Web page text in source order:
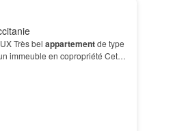
Très bel appartementde type
immeuble en copropriété Cet
travaux…